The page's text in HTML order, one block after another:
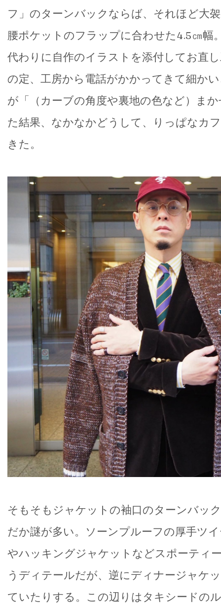
フ」のターンバックならば、それほど大
腰ポケットのフラップに合わせた4.5㎝幅
代わりに自作のイラストを添付してお直
の定、工房から電話がかかってきて細か
が「（カーブの角度や裏地の色など）ま
た結果、なかなかどうして、りっぱなカ
きた。
そもそもジャケットの袖口のターンバッ
だか謎が多い。ソーンプルーフの厚手ツ
やハッキングジャケットなどスポーティ
うディテールだが、逆にディナージャケ
ていたりする。この辺りはタキシードの